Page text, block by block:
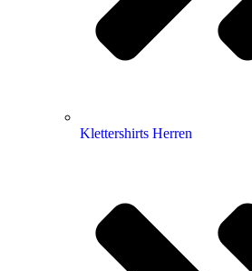
Klettershirts Herren